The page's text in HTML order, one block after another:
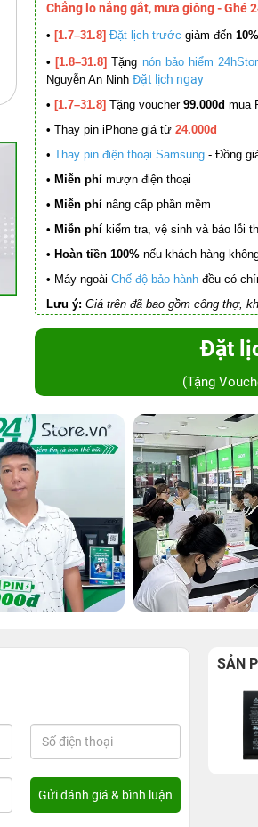
Chẳng lo nắng gắt, mưa giông - Ghé
• [1.7–31.8] Đặt lịch trước giảm đến 10%
• [1.8–31.8] Tặng nón bảo hiểm
Nguyễn An Ninh Đặt lịch ngay
• [1.7–31.8] Tặng voucher 99.000đ mua
• Thay pin iPhone giá từ 24.000đ
• Thay pin điện thoại Samsung - Đồng
• Miễn phí mượn điện thoại
• Miễn phí nâng cấp phần mềm
• Miễn phí kiểm tra, vệ sinh và báo lỗi
• Hoàn tiền 100% nếu khách hàng
• Máy ngoài Chế độ bảo hành đều có
Lưu ý: Giá trên đã bao gồm công thợ,
Đặt
(Tặng
SẢN